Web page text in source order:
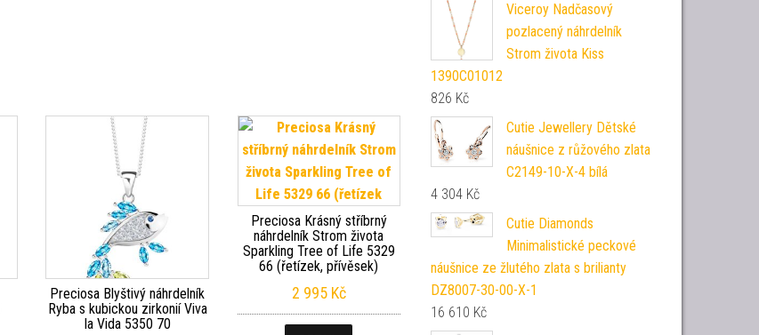
Preciosa Blyštivý náhrdelník
Ryba s kubickou zirkonií Viva
la Vida 5350 70
Preciosa Krásný stříbrný
náhrdelník Strom života
Sparkling Tree of Life 5329
66 (řetízek, přívěsek)
2 995 Kč
Viceroy Nadčasový
pozlacený náhrdelník
Strom života Kiss
1390C01012
826 Kč
Cutie Jewellery Dětské
náušnice z růžového zlata
C2149-10-X-4 bílá
4 304 Kč
Cutie Diamonds
Minimalistické peckové
náušnice ze žlutého zlata s brilianty
DZ8007-30-00-X-1
16 610 Kč